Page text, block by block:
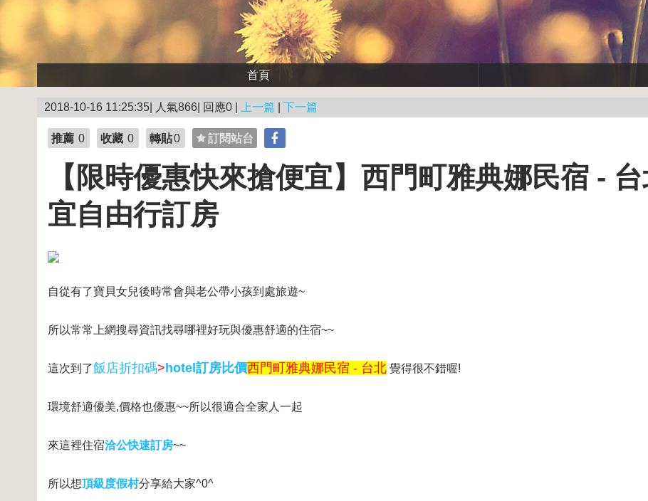
首頁
2018-10-16 11:25:35| 人氣866| 回應0 | 上一篇 下一篇
推薦 0 收藏 0 轉貼0 訂閱站台
【限時優惠快來搶便宜】西門町雅典娜民宿 -
宜自由行訂房
自從有了寶貝女兒後時常會與老公帶小孩到處旅遊~
所以常常上網搜尋資訊找尋哪裡好玩與優惠舒適的住宿~~
這次到了飯店折扣碼> hotel訂房比價西門町雅典娜民宿 - 台北 覺得很不錯喔!
環境舒適優美,價格也優惠~~所以很適合全家人一起
來這裡住宿洽公快速訂房~~
所以想頂級度假村分享給大家^0^